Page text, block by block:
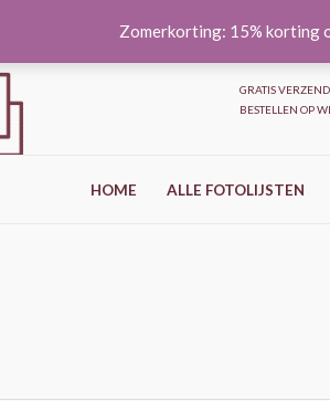
Zomerkorting: 15% korting
GRATIS
BESTELLEN OP
HOME ALLE FOTOLIJSTEN